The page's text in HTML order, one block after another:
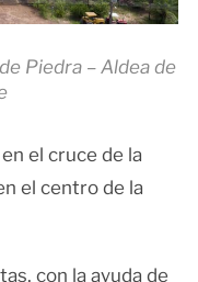
Piedra – Aldea de
el cruce de la
el centro de la
con la ayuda de